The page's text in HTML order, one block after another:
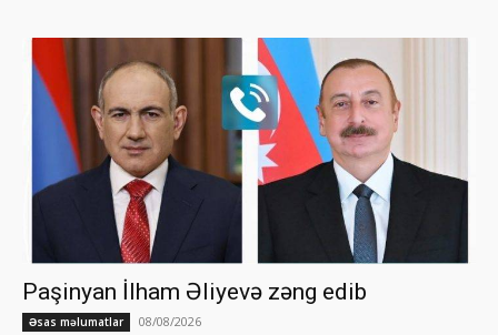
Paşinyan İlham Əliyevə zəng edib
Əsas məlumatlar 08/08/2026